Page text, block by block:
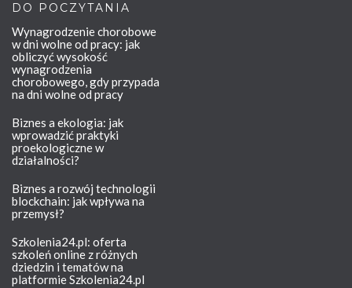
DO POCZYTANIA
Wynagrodzenie chorobowe
w dni wolne od pracy: jak
obliczyć wysokość
wynagrodzenia
chorobowego, gdy przypada
na dni wolne od pracy
Biznes a ekologia: jak
wprowadzić praktyki
proekologiczne w
działalności?
Biznes a rozwój technologii
blockchain: jak wpływa na
przemysł?
Szkolenia24.pl: oferta
szkoleń online z różnych
dziedzin i tematów na
platformie Szkolenia24.pl